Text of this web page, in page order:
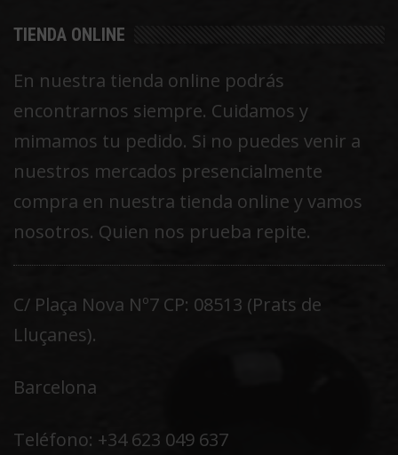
TIENDA ONLINE
En nuestra tienda online podrás
encontrarnos siempre. Cuidamos y
mimamos tu pedido. Si no puedes venir a
nuestros mercados presencialmente
compra en nuestra tienda online y vamos
nosotros. Quien nos prueba repite.
C/ Plaça Nova Nº7 CP: 08513 (Prats de
Lluçanes).
Barcelona
Teléfono: +34 623 049 637